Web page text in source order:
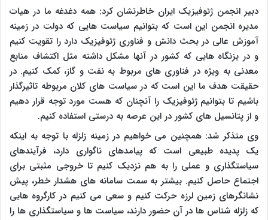
دبیر انجمن ژئوفیزیک ایران خاطرنشان کرد: همه دغدغه ما در هیات
مدیره انجمن این است که بتوانیم سیاست هایی که دولت در زمینه
آموزش عالی در بحث دانش و فناوری ژئوفیزیک دارد را تقویت کنیم
و در بزنگاه هایی که کشور در آنها مشکل داشته مثل اکتشاف منابع
معدنی به ویژه در فناوری های مربوط به نفت و گاز، کمک کنیم. در
حقیقت هدف ما این است که در سیاست های کلان مربوطه تاثیرگذار
باشیم تا بتوانیم ژئوفیزیک را آنچنان که هست مورد توجه قرار دهیم
و از پتانسیل های کشور در این عرصه به درستی استفاده کنیم.
وی متذکر شد: همچنین می خواهیم در زمینه زلزله با توجه به اینکه
یک پدیده طبیعی است که پیامدهای ناگواری دارد، فرآیندهای
سیاستگذاری و عملی را به هم نزدیک کنیم تا خروجی مثبتی برای
اجتماع حاصل کنیم. بیشتر به سمت سامانه های هشدار خطر، پیش
نشانگرهای زمین لرزه حرکت کنیم و سعی می کنیم در کارگروه هایی
که زلزله شناس ها در آن حضور دارند، سیاست ها و سیاستگذاری ها را